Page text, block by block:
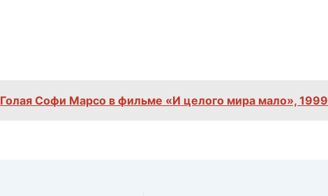
Голая Софи Марсо в фильме «И целого мира мало», 1999